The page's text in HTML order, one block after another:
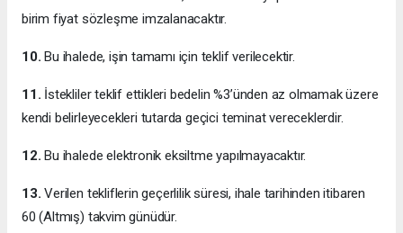
birim fiyat sözleşme imzalanacaktır.
10. Bu ihalede, işin tamamı için teklif verilecektir.
11. İstekliler teklif ettikleri bedelin %3’ünden az olmamak üzere
kendi belirleyecekleri tutarda geçici teminat vereceklerdir.
12. Bu ihalede elektronik eksiltme yapılmayacaktır.
13.Verilen tekliflerin geçerlilik süresi, ihale tarihinden itibaren
60 (Altmış) takvim günüdür.